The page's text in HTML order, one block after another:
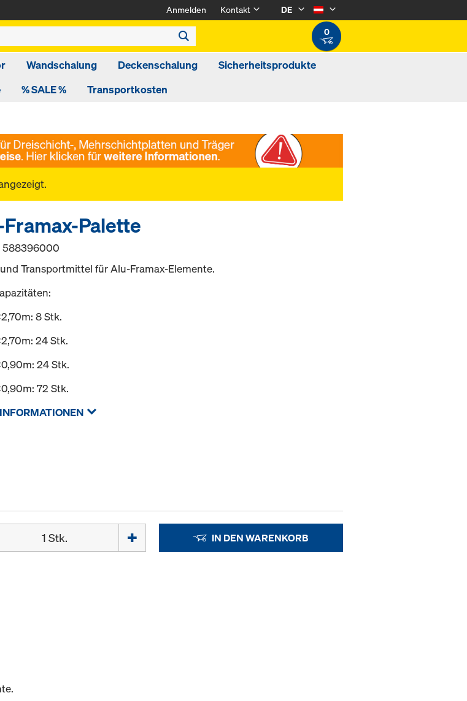
Anmelden Kontakt
DE
0
Wandschalung Deckenschalung
Sicherheitsprodukte
% SALE % Transportkosten
Palette
588396000
Transportmittel für Alu-Framax-Elemente.
8 Stk.
24 Stk.
24 Stk.
72 Stk.
IN DEN WARENKORB